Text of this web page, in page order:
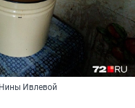
Ивлевой